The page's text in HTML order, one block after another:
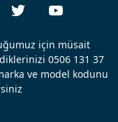
için müsait
0506 131 37
ve model kodunu